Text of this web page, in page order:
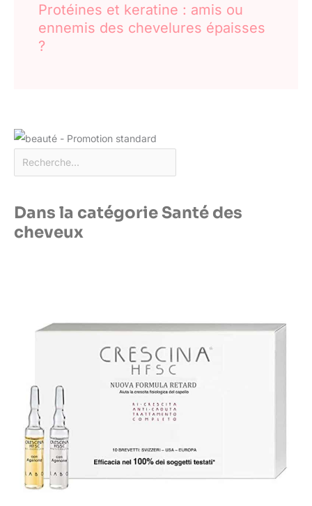
Protéines et keratine : amis ou
ennemis des chevelures épaisses
?
Dans la catégorie Santé des
cheveux